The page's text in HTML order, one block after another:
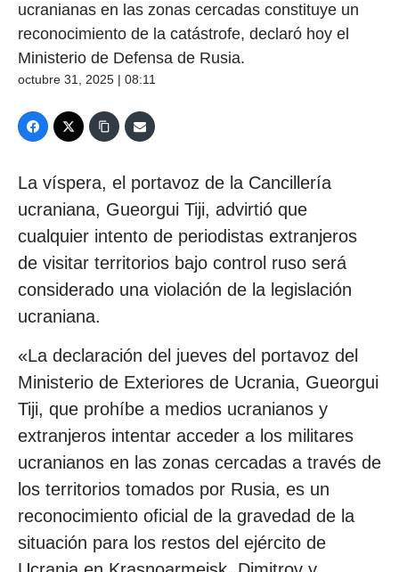
ucranianas en las zonas cercadas constituye un
reconocimiento de la catástrofe, declaró hoy el
Ministerio de Defensa de Rusia.
octubre 31, 2025 | 08:11
La víspera, el portavoz de la Cancillería
ucraniana, Gueorgui Tiji, advirtió que
cualquier intento de periodistas extranjeros
de visitar territorios bajo control ruso será
considerado una violación de la legislación
ucraniana.
«La declaración del jueves del portavoz del
Ministerio de Exteriores de Ucrania, Gueorgui
Tiji, que prohíbe a medios ucranianos y
extranjeros intentar acceder a los militares
ucranianos en las zonas cercadas a través de
los territorios tomados por Rusia, es un
reconocimiento oficial de la gravedad de la
situación para los restos del ejército de